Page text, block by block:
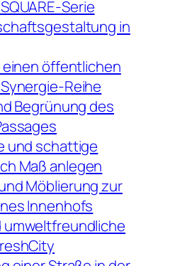
Serie
in
öffentlichen
Reihe
Begrünung des
und schattige
Maß anlegen
Möblierung zur
Innenhofs